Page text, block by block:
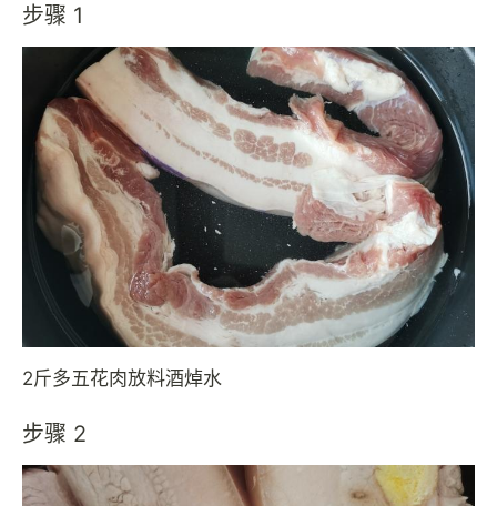
步骤 1
2斤多五花肉放料酒焯水
步骤 2